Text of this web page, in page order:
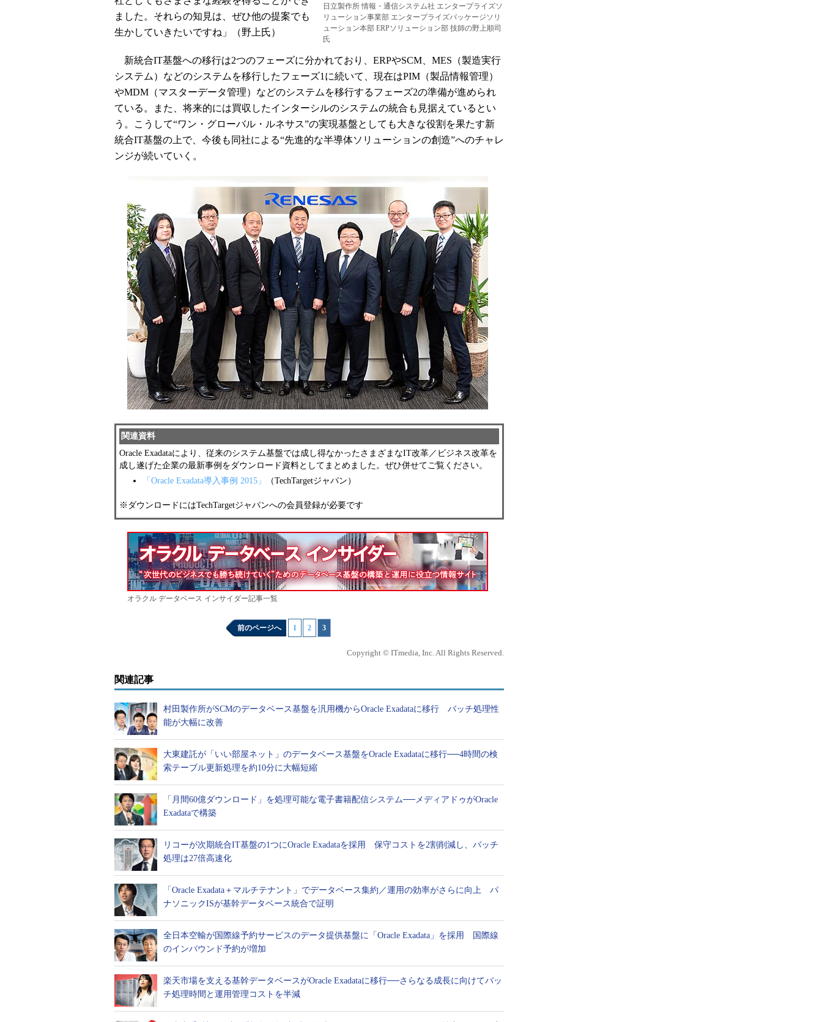
日立製作所 情報・通信システム社 エンタープライズソ
リューション事業部 エンタープライズパッケージソリ
ューション本部 ERPソリューション部 技師の野上順司
氏
ました。それらの知見は、ぜひ他の提案でも
生かしていきたいですね」（野上氏）
新統合IT基盤への移行は2つのフェーズに分かれており、ERPやSCM、MES（製造実行
システム）などのシステムを移行したフェーズ1に続いて、現在はPIM（製品情報管理）
やMDM（マスターデータ管理）などのシステムを移行するフェーズ2の準備が進められ
ている。また、将来的には買収したインターシルのシステムの統合も見据えているとい
う。こうして“ワン・グローバル・ルネサス”の実現基盤としても大きな役割を果たす新
統合IT基盤の上で、今後も同社による“先進的な半導体ソリューションの創造”へのチャレ
ンジが続いていく。
関連資料
Oracle Exadataにより、従来のシステム基盤では成し得なかったさまざまなIT改革／ビジネス改革を
成し遂げた企業の最新事例をダウンロード資料としてまとめました。ぜひ併せてご覧ください。
「Oracle Exadata導入事例 2015」
（TechTargetジャパン）
※ダウンロードにはTechTargetジャパンへの会員登録が必要です
オラクル データベース インサイダー記事一覧
前のページへ 1 2 3
Copyright © ITmedia, Inc. All Rights Reserved.
関連記事
村田製作所がSCMのデータベース基盤を汎用機からOracle Exadataに移行 バッチ処理性
能が大幅に改善
大東建託が「いい部屋ネット」のデータベース基盤をOracle Exadataに移行──4時間の検
索テーブル更新処理を約10分に大幅短縮
「月間60億ダウンロード」を処理可能な電子書籍配信システム──メディアドゥがOracle
Exadataで構築
リコーが次期統合IT基盤の1つにOracle Exadataを採用 保守コストを2割削減し、バッチ
処理は27倍高速化
「Oracle Exadata＋マルチテナント」でデータベース集約／運用の効率がさらに向上 パ
ナソニックISが基幹データベース統合で証明
全日本空輸が国際線予約サービスのデータ提供基盤に「Oracle Exadata」を採用 国際線
のインバウンド予約が増加
楽天市場を支える基幹データベースがOracle Exadataに移行──さらなる成長に向けてバッ
チ処理時間と運用管理コストを半減